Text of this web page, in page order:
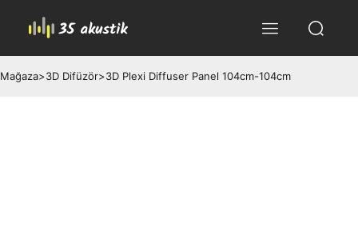
Mağaza>3D Difüzör>3D Plexi Diffuser Panel 104cm-104cm